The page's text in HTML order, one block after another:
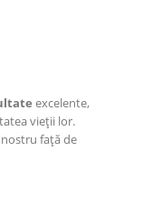
excelente,
vieții lor.
față de